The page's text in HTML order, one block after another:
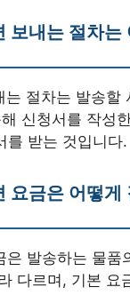
보내는 절차는
는 절차는 발송할
신청서를 작성
를 받는 것입니다.
요금은 어떻게
은 발송하는 물품
다르며, 기본 요